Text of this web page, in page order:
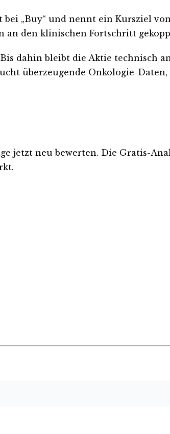
„Buy“ und nennt ein Kursziel
an den klinischen Fortschritt
dahin bleibt die Aktie technisch
überzeugende Onkologie-
jetzt neu bewerten. Die Gratis-